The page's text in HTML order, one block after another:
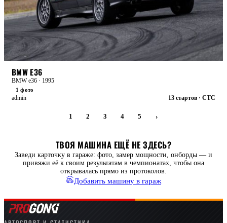
BMW E36
BMW e36 · 1995
1 фото
admin
13 стартов · CTC
1 2 3 4 5 ›
ТВОЯ МАШИНА ЕЩЁ НЕ ЗДЕСЬ?
Заведи карточку в гараже: фото, замер мощности, онборды — и
привяжи её к своим результатам в чемпионатах, чтобы она
открывалась прямо из протоколов.
Добавить машину в гараж